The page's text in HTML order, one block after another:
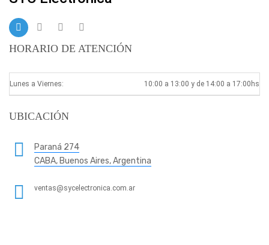
HORARIO DE ATENCIÓN
Lunes a Viernes: 10:00 a 13:00 y de 14:00 a 17:00hs
UBICACIÓN
Paraná 274
CABA, Buenos Aires, Argentina
ventas@sycelectronica.com.ar